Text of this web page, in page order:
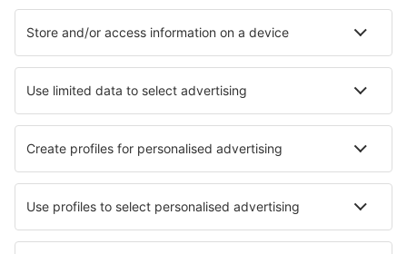
Alojamentos
Voo+Hotel
Hotéis
Transferência
Atrações
Eventos desportivos
Saiba mais
Aplicação de telemóvel
Linhas aéreas